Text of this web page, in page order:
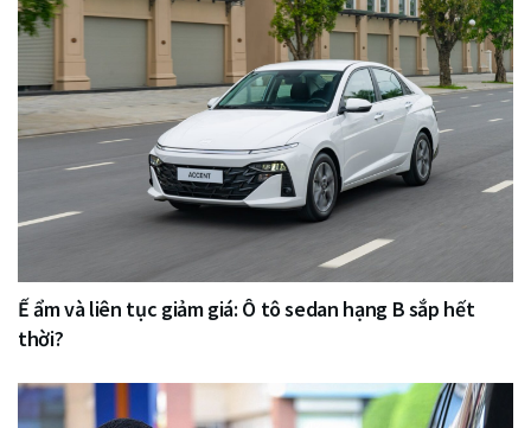
Ế ẩm và liên tục giảm giá: Ô tô sedan hạng B sắp hết
thời?